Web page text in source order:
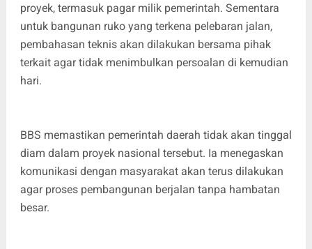
proyek, termasuk pagar milik pemerintah. Sementara
untuk bangunan ruko yang terkena pelebaran jalan,
pembahasan teknis akan dilakukan bersama pihak
terkait agar tidak menimbulkan persoalan di kemudian
hari.
BBS memastikan pemerintah daerah tidak akan tinggal
diam dalam proyek nasional tersebut. Ia menegaskan
komunikasi dengan masyarakat akan terus dilakukan
agar proses pembangunan berjalan tanpa hambatan
besar.